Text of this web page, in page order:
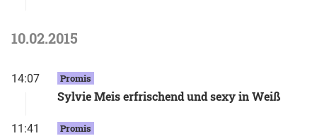
10.02.2015
14:07 Promis
Sylvie Meis erfrischend und sexy in Weiß
11:41 Promis